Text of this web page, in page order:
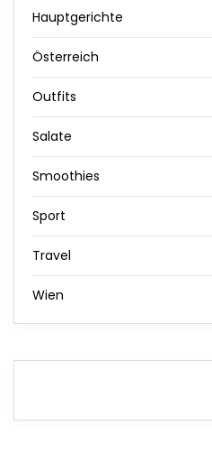
Hauptgerichte
Österreich
Outfits
Salate
Smoothies
Sport
Travel
Wien